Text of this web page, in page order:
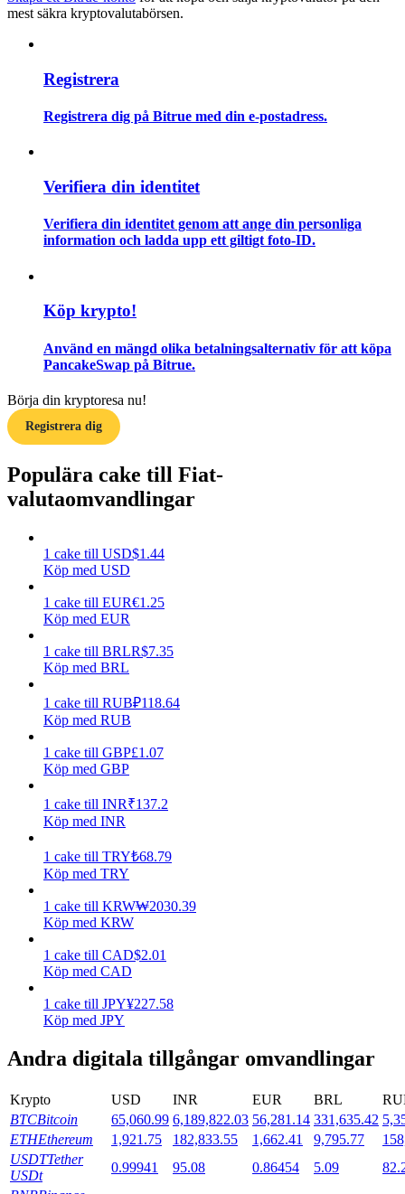
Guide
Handelsstrategier
Tjäna
Power Piggy
Utsättning
Hög avkastning och omedelbar tillgång
Flexibel insats för att tjäna populära tokens
mest säkra kryptovalutabörsen.
Registrera
Registrera dig på Bitrue med din e-postadress.
Verifiera din identitet
Verifiera din identitet genom att ange din personliga
information och ladda upp ett giltigt foto-ID.
Köp krypto!
Använd en mängd olika betalningsalternativ för att köpa
PancakeSwap på Bitrue.
Börja din kryptoresa nu!
Registrera dig
Populära cake till Fiat-
valutaomvandlingar
1 cake till USD$1.44
Köp med USD
1 cake till EUR€1.25
Köp med EUR
1 cake till BRLR$7.35
Köp med BRL
1 cake till RUB₽118.64
Köp med RUB
1 cake till GBP£1.07
Köp med GBP
1 cake till INR₹137.2
Köp med INR
1 cake till TRY₺68.79
Köp med TRY
1 cake till KRW₩2030.39
Köp med KRW
1 cake till CAD$2.01
Köp med CAD
1 cake till JPY¥227.58
Köp med JPY
Andra digitala tillgångar omvandlingar
Krypto USD INR EUR BRL
BTCBitcoin 65,060.99 6,189,822.03 56,281.14 331,635.42
ETHEthereum 1,921.75 182,833.55 1,662.41 9,795.77
USDTTether
USDt
0.99941 95.08 0.86454 5.09